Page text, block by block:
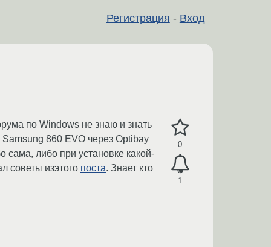
Регистрация - Вход
0
1
по Windows не знаю и знать
Samsung 860 EVO через Optibay
сама, либо при установке какой-
советы изэтого поста. Знает кто